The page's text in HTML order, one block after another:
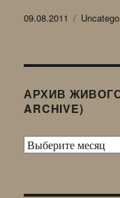
Опубликовано
09.08.2011 Рубрики
АРХИВ
ARCHIVE)
Архив